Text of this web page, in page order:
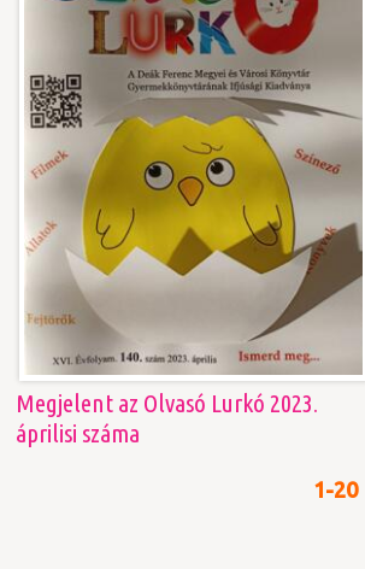
Megjelent az Olvasó Lurkó 2023.
áprilisi száma
1-20